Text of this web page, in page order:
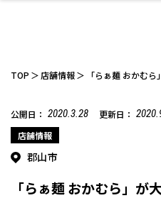
カフェ
開成山公園
美容室
ファッション
お仕事探し
家づくり
TOP 店舗情報 「らぁ麺 おかむ
公開日： 2020.3.28 更新日：
店舗情報
郡山市
「らぁ麺 おかむら」が